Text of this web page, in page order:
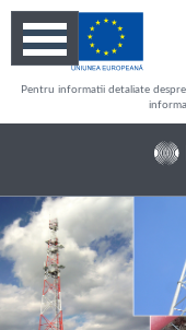
Pentru informatii detaliate